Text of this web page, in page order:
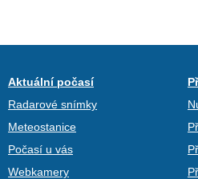
Aktuální počasí
Radarové snímky
Meteostanice
Počasí u vás
Webkamery